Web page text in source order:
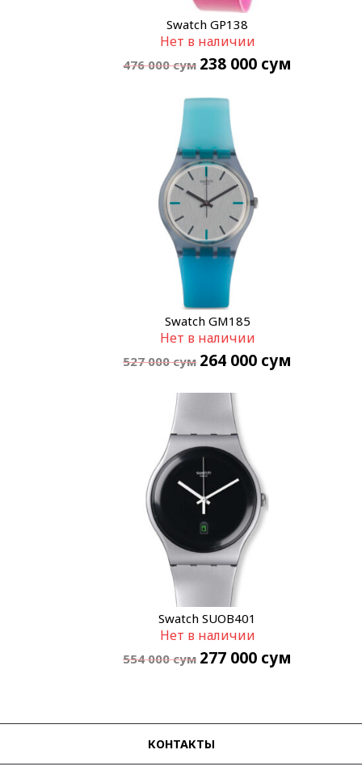
Swatch GP138
Нет в наличии
476 000сум 238 000 сум
Swatch GM185
Нет в наличии
527 000сум 264 000 сум
Swatch SUOB401
Нет в наличии
554 000сум 277 000 сум
КОНТАКТЫ